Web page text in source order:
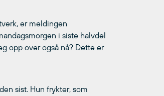
er meldingen
i siste halvdel
opp over også nå? Dette er
sist. Hun frykter, som